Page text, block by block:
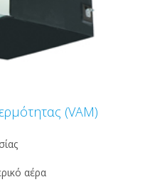
(VAM)
αέρα